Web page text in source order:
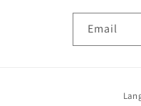
Email